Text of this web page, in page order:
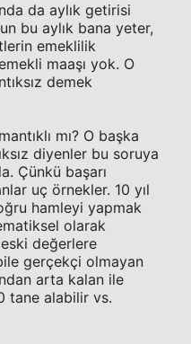
da aylık getirisi
bu aylık bana yeter,
emeklilik
maaşı yok. O
demek
mı? O başka
diyenler bu soruya
Çünkü başarı
uç örnekler. 10 yıl
hamleyi yapmak
olarak
değerlere
gerçekçi olmayan
arta kalan ile
tane alabilir vs.